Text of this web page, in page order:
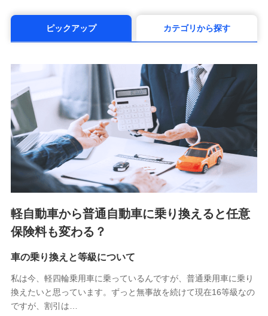
（https://www.msa-life.co.jp/）
メットライフ生命株式会社(https://www.metlife.co.jp/)
■少額短期保険
株式会社アシロ少額短期保険 (https://kailash.co.jp/)
SBIいきいき少額短期保険会社 (https://www.i-
sedai.com/)
SBIペット少額短期保険株式会社 (https://www.sbipet-
ssi.co.jp/)
SBIリスタ少額短期保険会社
(https://www.jishin.co.jp/)
スマートプラス少額短期保険株式会社
チューリッヒ少額短期保険株式会社
(https://www.zurichssi.co.jp/)
(https://www.tokiomarine-x.co.jp/)
(https://pshoken.co.jp/)
リトルファミリー少額短期保険株式会社
(https://www.littlefamily-ssi.com/)
ピックアップ カテゴリから探す
軽自動車から普通自動車に乗り換えると任意
保険料も変わる？
車の乗り換えと等級について
私は今、軽四輪乗用車に乗っているんですが、普通乗用車に乗り
換えたいと思っています。ずっと無事故を続けて現在16等級なの
ですが、割引は…